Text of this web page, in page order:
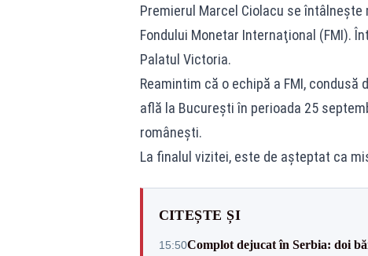
Premierul Marcel Ciolacu se
Fondului Monetar Internaţional (FMI).
Palatul Victoria.
Reamintim că o echipă a FMI,
află la Bucureşti în perioada 25
româneşti.
La finalul vizitei, este de aşteptat ca
CITEȘTE ȘI
15:50Complot dejucat în Serbia: doi